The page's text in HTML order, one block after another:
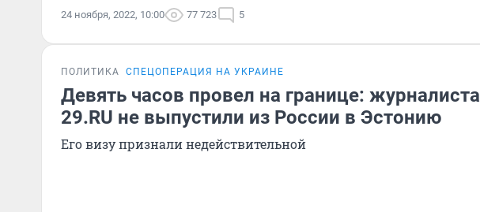
24 ноября, 2022, 10:00 77 723 5
ПОЛИТИКА СПЕЦОПЕРАЦИЯ НА УКРАИНЕ
Девять часов провел на границе: журналиста
29.RU не выпустили из России в Эстонию
Его визу признали недействительной